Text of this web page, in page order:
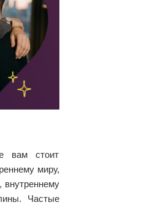
вам стоит
миру,
внутреннему
Частые